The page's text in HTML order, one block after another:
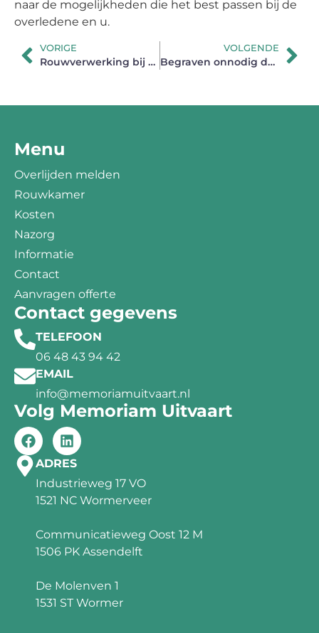
naar de mogelijkheden die het best passen bij de
overledene en u.
VORIGE
Rouwverwerking bij mensen met een licht verstandelijke beperking
VOLGENDE
Begraven onnodig duur
Menu
Overlijden melden
Rouwkamer
Kosten
Nazorg
Informatie
Contact
Aanvragen offerte
Contact gegevens
TELEFOON
06 48 43 94 42
EMAIL
info@memoriamuitvaart.nl
Volg Memoriam Uitvaart
ADRES
Industrieweg 17 VO
1521 NC Wormerveer
Communicatieweg Oost 12 M
1506 PK Assendelft
De Molenven 1
1531 ST Wormer